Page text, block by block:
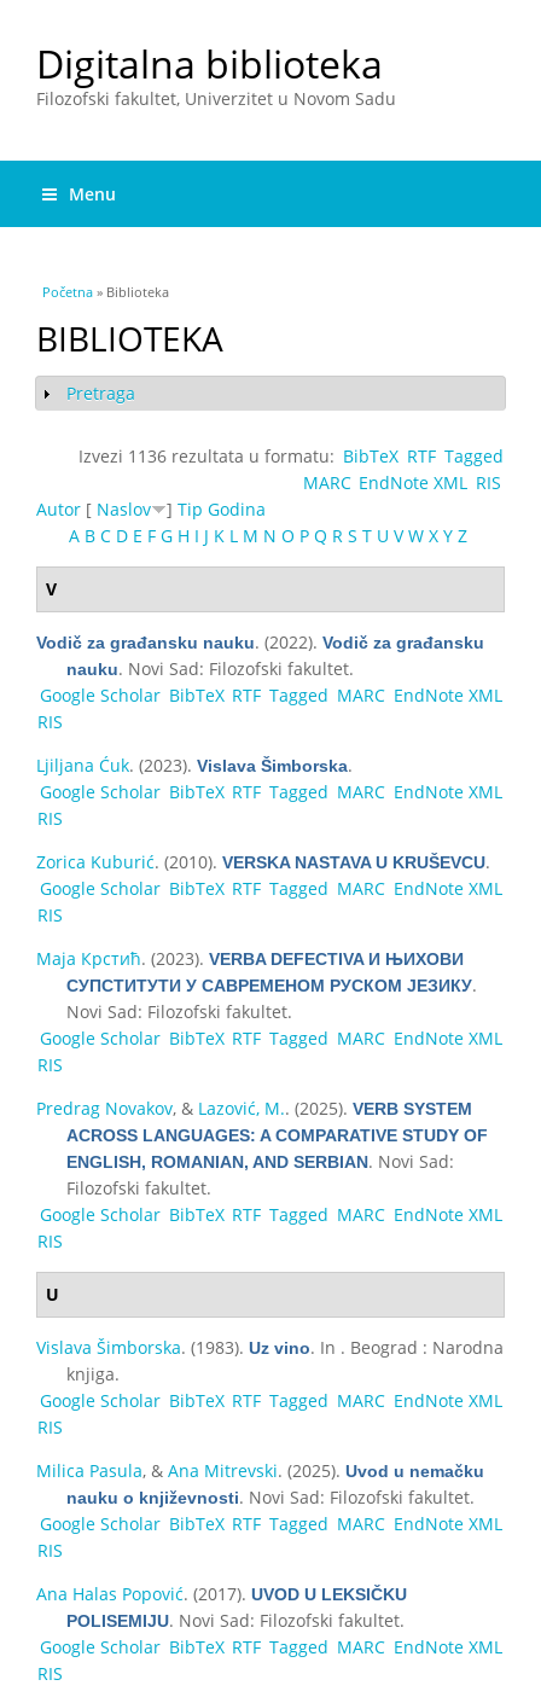
Digitalna biblioteka
Filozofski fakultet, Univerzitet u Novom Sadu
Menu
You are here
Početna » Biblioteka
BIBLIOTEKA
Show
Pretraga
Izvezi 1136 rezultata u formatu: BibTeX RTF Tagged
MARC EndNote XML
RIS
Autor [ Naslov ] Tip Godina
A B C D E F G H I J K L M N O P Q R S T U V W X Y Z
V
Vodič za građansku nauku. (2022). Vodič za građansku
nauku. Novi Sad: Filozofski fakultet.
Google Scholar BibTeX RTF Tagged MARC EndNote XML
RIS
Ljilјаnа Ćuk. (2023). Vislava Šimborska.
Google Scholar BibTeX RTF Tagged MARC EndNote XML
RIS
Zorica Kuburić. (2010). VERSKA NASTAVA U KRUŠEVCU.
Google Scholar BibTeX RTF Tagged MARC EndNote XML
RIS
Маја Крстић. (2023). VERBA DEFECTIVA И ЊИХОВИ
СУПСТИТУТИ У САВРЕМЕНОМ РУСКОМ ЈЕЗИКУ.
Novi Sad: Filozofski fakultet.
Google Scholar BibTeX RTF Tagged MARC EndNote XML
RIS
Predrag Novakov, & Lazović, M.. (2025). VERB SYSTEM
ACROSS LANGUAGES: A COMPARATIVE STUDY OF
ENGLISH, ROMANIAN, AND SERBIAN. Novi Sad:
Filozofski fakultet.
Google Scholar BibTeX RTF Tagged MARC EndNote XML
RIS
U
Vislava Šimborska. (1983). Uz vino. In . Beograd : Narodna
knjiga.
Google Scholar BibTeX RTF Tagged MARC EndNote XML
RIS
Milica Pasula, & Ana Mitrevski. (2025). Uvod u nemačku
nauku o književnosti. Novi Sad: Filozofski fakultet.
Google Scholar BibTeX RTF Tagged MARC EndNote XML
RIS
Ana Halas Popović. (2017). UVOD U LEKSIČKU
POLISEMIJU. Novi Sad: Filozofski fakultet.
Google Scholar BibTeX RTF Tagged MARC EndNote XML
RIS